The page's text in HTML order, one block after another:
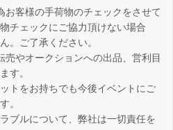
お客様の手荷物のチェックをさせて
チェックにご協力頂けない場合
。ご了承ください。
やオークションへの出品、営利目
す。
トをお持ちでも今後イベントにご
。
ブルについて、弊社は一切責任を